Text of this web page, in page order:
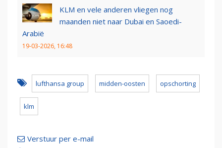
KLM en vele anderen vliegen nog
maanden niet naar Dubai en Saoedi-
Arabië
19-03-2026, 16:48
lufthansa group midden-oosten opschorting
klm
Verstuur per e-mail